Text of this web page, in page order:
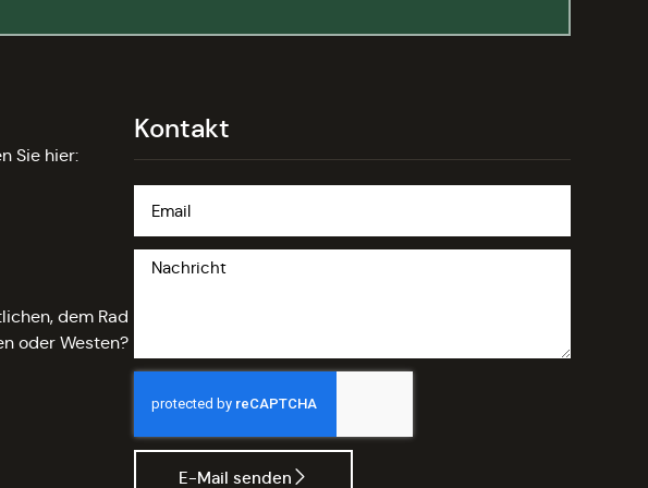
Sie hier:
dem Rad
oder Westen?
Kontakt
E-Mail senden